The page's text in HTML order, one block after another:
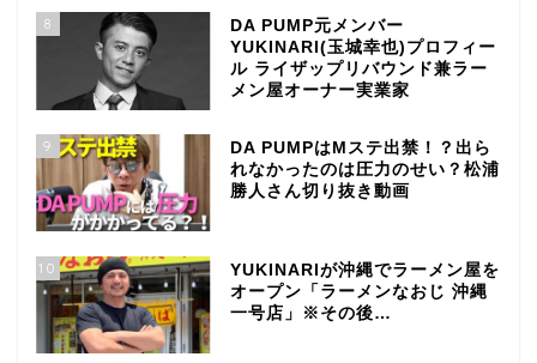
8
DA PUMP元メンバー
YUKINARI(玉城幸也)プロフィー
ル ライザップリバウンド兼ラー
メン屋オーナー実業家
9
DA PUMPはMステ出禁！？出ら
れなかったのは圧力のせい？松浦
勝人さん切り抜き動画
10
YUKINARIが沖縄でラーメン屋を
オープン「ラーメンなおじ 沖縄
一号店」※その後…